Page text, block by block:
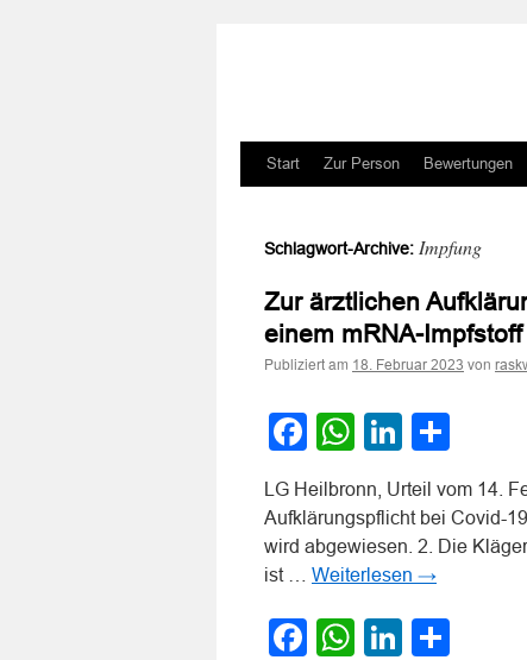
Zum
springen
Start Zur Person Bewertungen
Schlagwort-Archive: Impfung
Zur ärztlichen
einem mRNA-Impfstoff
Publiziert am 18. Februar 2023 von
Facebook
WhatsApp
LinkedIn
LG Heilbronn, Urteil vom 14.
Aufklärungspflicht bei Covid-
wird abgewiesen. 2. Die
ist … Weiterlesen →
Facebook
WhatsApp
LinkedIn